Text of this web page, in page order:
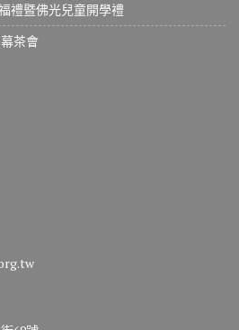
禮暨佛光兒童開學禮
茶會